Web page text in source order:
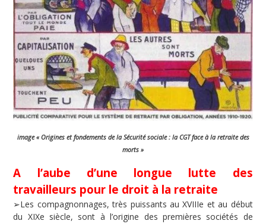
image « Origines et fondements de la Sécurité sociale : la CGT face à la retraite des
morts »
A l’aube d’une longue lutte des
travailleurs pour le droit à la retraite
➢Les compagnonnages, très puissants au XVIIIe et au début
du XIXe siècle, sont à l’origine des premières sociétés de